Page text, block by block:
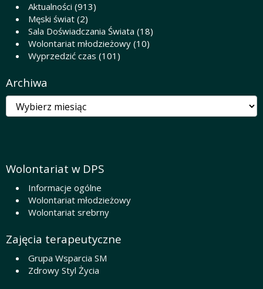
Aktualności (913)
Męski świat (2)
Sala Doświadczania Świata (18)
Wolontariat młodzieżowy (10)
Wyprzedzić czas (101)
Archiwa
Archiwa
Wolontariat w DPS
Informacje ogólne
Wolontariat młodzieżowy
Wolontariat srebrny
Zajęcia terapeutyczne
Grupa Wsparcia SM
Zdrowy Styl Życia